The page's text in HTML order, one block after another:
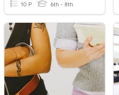
10 P 6th - 8th